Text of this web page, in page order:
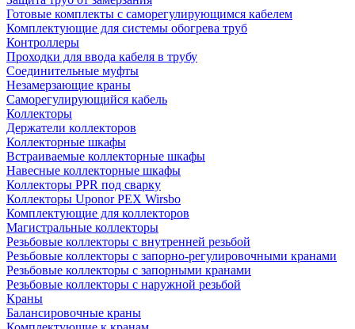
Готовые комплекты с саморегулирующимся кабелем
Комплектующие для системы обогрева труб
Контроллеры
Проходки для ввода кабеля в трубу
Соединительные муфты
Незамерзающие краны
Саморегулирующийся кабель
Коллекторы
Держатели коллекторов
Коллекторные шкафы
Встраиваемые коллекторные шкафы
Навесные коллекторные шкафы
Коллекторы PPR под сварку
Коллекторы Uponor PEX Wirsbo
Комплектующие для коллекторов
Магистральные коллекторы
Резьбовые коллекторы с внутренней резьбой
Резьбовые коллекторы с запорно-регулировочными кранами
Резьбовые коллекторы с запорными кранами
Резьбовые коллекторы с наружной резьбой
Краны
Балансировочные краны